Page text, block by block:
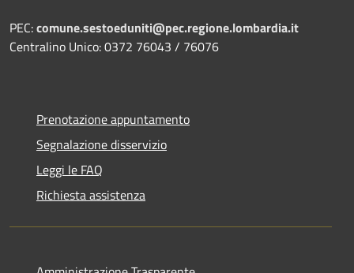
PEC:comune.sestoeduniti@pec.regione.lombardia.it
Centralino Unico: 0372 76043 / 76076
Prenotazione appuntamento
Segnalazione disservizio
Leggi le FAQ
Richiesta assistenza